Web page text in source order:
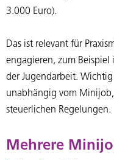
3.000 Euro).
Das ist relevant für
engagieren, zum Beispiel
der Jugendarbeit.
unabhängig vom
steuerlichen Regelungen.
Mehrere